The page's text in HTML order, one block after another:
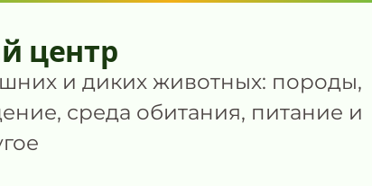
центр
и диких животных: породы,
среда обитания, питание и